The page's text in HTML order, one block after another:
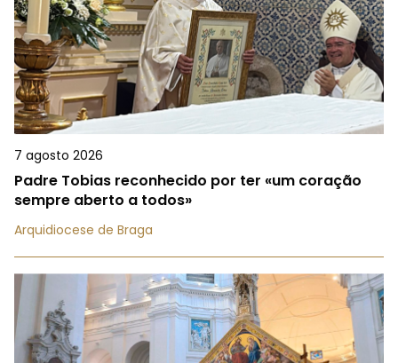
7 agosto 2026
Padre Tobias reconhecido por ter «um coração
sempre aberto a todos»
Arquidiocese de Braga